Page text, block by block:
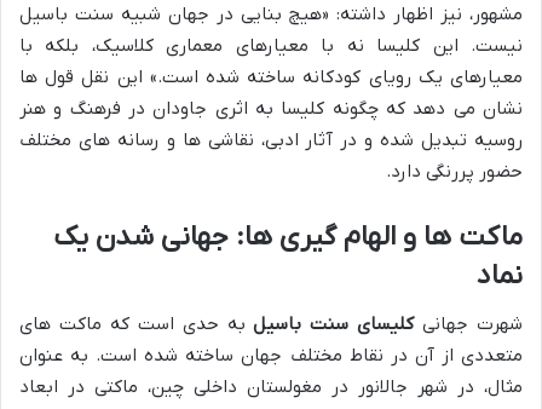
مشهور، نیز اظهار داشته: «هیچ بنایی در جهان شبیه سنت باسیل
نیست. این کلیسا نه با معیارهای معماری کلاسیک، بلکه با
معیارهای یک رویای کودکانه ساخته شده است.» این نقل قول ها
نشان می دهد که چگونه کلیسا به اثری جاودان در فرهنگ و هنر
روسیه تبدیل شده و در آثار ادبی، نقاشی ها و رسانه های مختلف
حضور پررنگی دارد.
ماکت ها و الهام گیری ها: جهانی شدن یک
نماد
شهرت جهانیکلیسای سنت باسیلبه حدی است که ماکت های
متعددی از آن در نقاط مختلف جهان ساخته شده است. به عنوان
مثال، در شهر جالانور در مغولستان داخلی چین، ماکتی در ابعاد